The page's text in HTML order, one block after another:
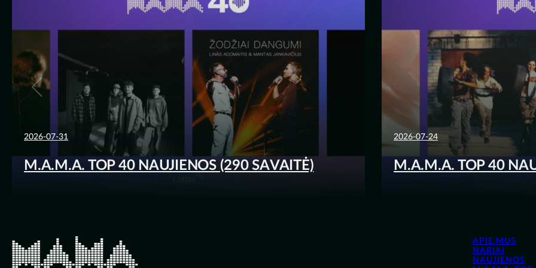
2026-07-31
M.A.M.A. TOP 40 NAUJIENOS (290 SAVAITĖ)
2026-07-24
M.A.M.A. TOP 40
APIE MUS
NARIAI
NAUJIENOS